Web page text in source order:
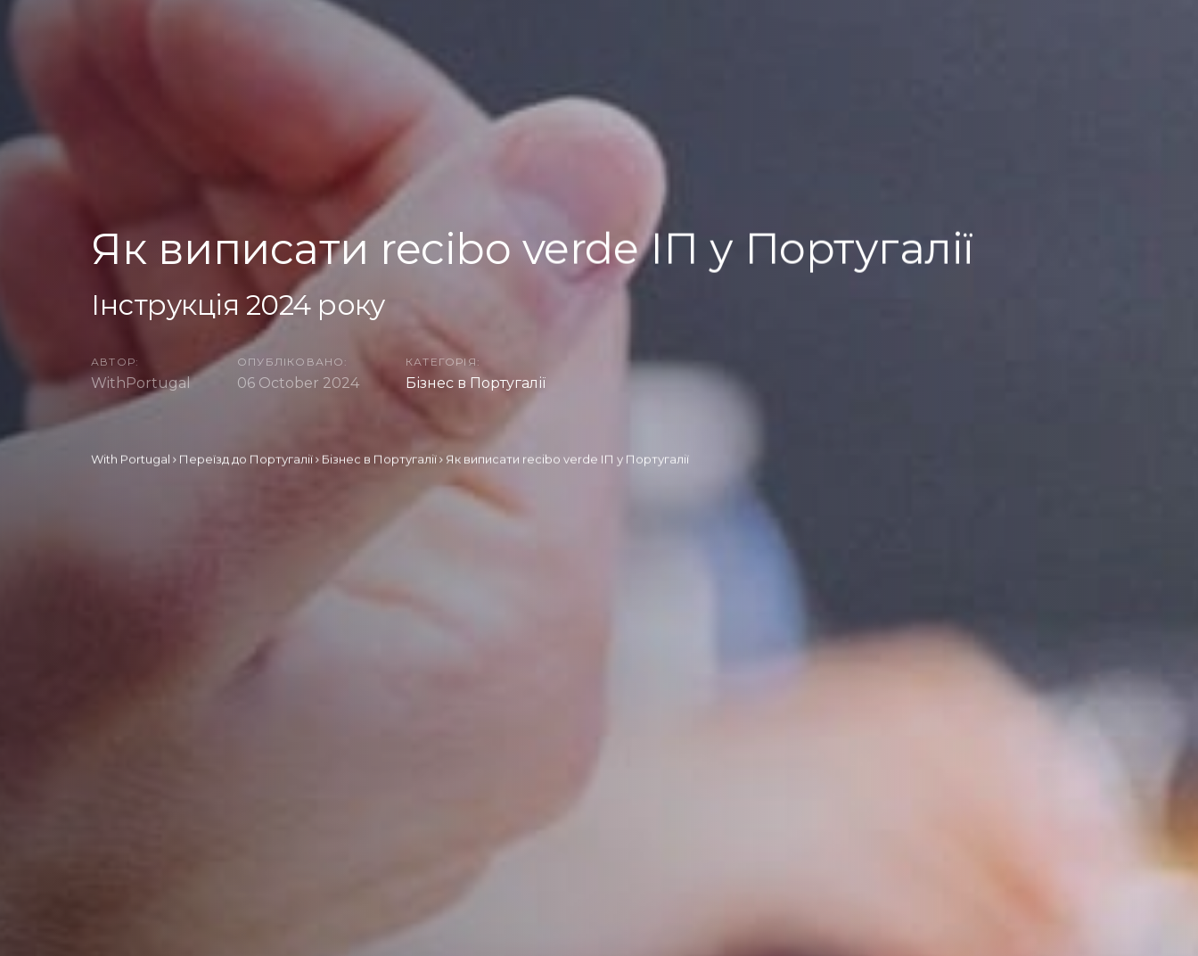
Як виписати recibo verde ІП у Португалії
Інструкція 2024 року
АВТОР:
WithPortugal
ОПУБЛІКОВАНО:
06 October 2024
КАТЕГОРІЯ:
Бізнес в Португалії
With Portugal Переїзд до Португалії Бізнес в Португалії Як виписати recibo verde ІП у Португалії